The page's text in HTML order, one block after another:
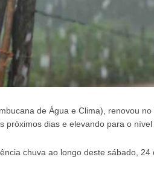
de Água e Clima), renovou
dias e elevando para o nível
chuva ao longo deste sábado,